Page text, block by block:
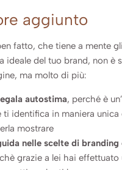
aggiunto
fatto, che tiene a mente
ideale del tuo brand, non è
ma molto di più:
autostima, perché è
ti identifica in maniera unica
mostrare
nelle scelte di branding
grazie a lei hai effettuato